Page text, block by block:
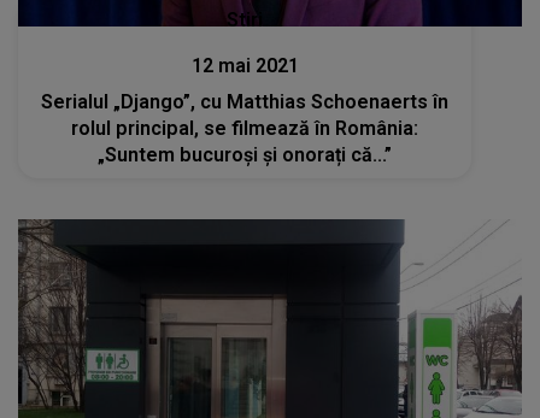
Stiri
12 mai 2021
Serialul „Django”, cu Matthias Schoenaerts în
rolul principal, se filmează în România:
„Suntem bucuroși și onorați că...”